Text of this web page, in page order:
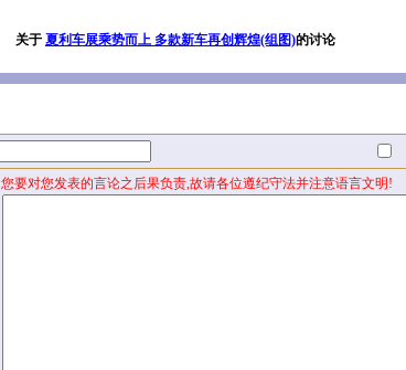
关于 夏利车展乘势而上 多款新车再创辉煌(组图)的讨论
您要对您发表的言论之后果负责,故请各位遵纪守法并注意语言文明!